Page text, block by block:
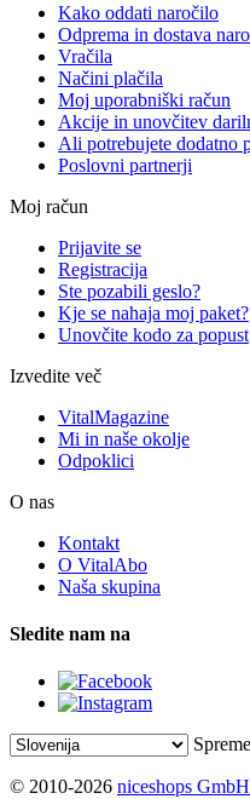
Kako oddati naročilo
Odprema in dostava
Vračila
Načini plačila
Moj uporabniški račun
Akcije in unovčitev
Ali potrebujete dodatno
Poslovni partnerji
Moj račun
Prijavite se
Registracija
Ste pozabili geslo?
Kje se nahaja moj paket?
Unovčite kodo za popust
Izvedite več
VitalMagazine
Mi in naše okolje
Odpoklici
O nas
Kontakt
O VitalAbo
Naša skupina
Sledite nam na
© 2010-2026 niceshops GmbH